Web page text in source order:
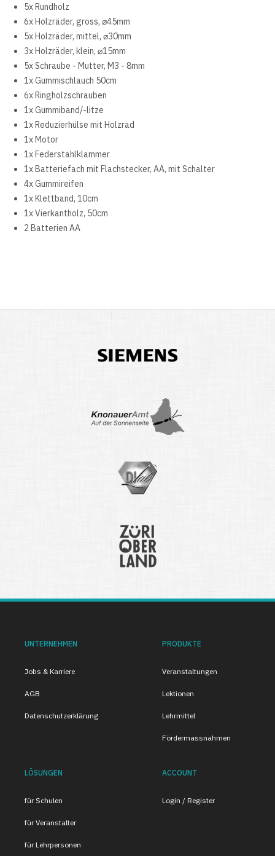
5x Rundholz
6x Holzräder, gross, ⌀45mm
5x Holzräder, mittel, ⌀30mm
3x Holzräder, klein, ⌀15mm
5x Schraube - Mutter, M3 - 8mm
1x Gummischlauch 50cm
6x Ringholzschrauben
1x Gummiband/-litze
1x Reduzierhülse mit Holzrad
1x Motor
1x Federstahlklammer
1x Batteriefach mit Flachstecker, AA, mit Schalter
4x Gummireifen
1x Klettband, 10cm
1x Vierkantholz, 50cm
2 Batterien AA
UNTERNEHMEN
Jobs & Karriere
AGB
Datenschutzerklärung
PRODUKTE
Veranstaltungen
Lektionen
Lehrmittel
Fördermassnahmen
LÖSUNGEN
für Schulen
für Veranstalter
für Lehrpersonen
ACCOUNT
Login / Register